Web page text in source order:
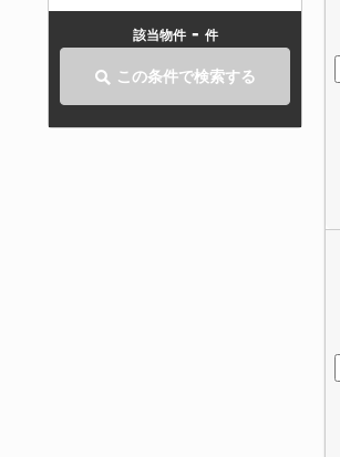
該当物件 - 件
この条件で検索する